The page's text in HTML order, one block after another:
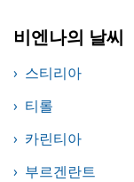
비엔나의 날씨
스티리아
티롤
카린티아
부르겐란트